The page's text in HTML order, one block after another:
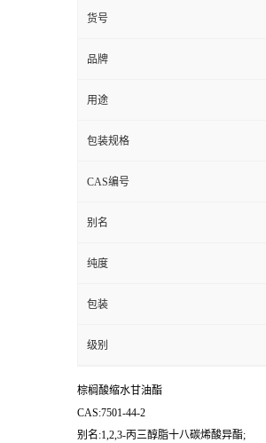
货号
品牌
用途
包装规格
CAS编号
别名
纯度
包装
级别
棕榈酸缩水甘油酯
CAS:7501-44-2
别名:1,2,3-丙三醇脂十八碳烯酸异酯;